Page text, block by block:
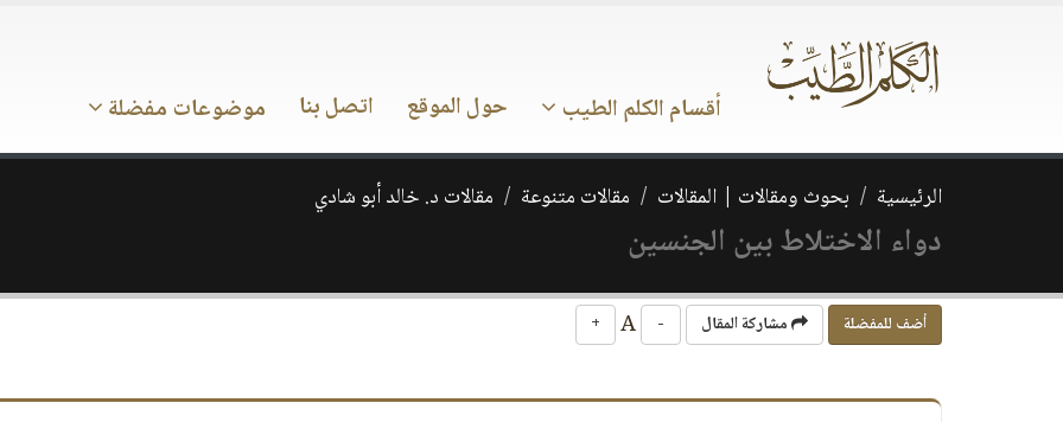
أقسام الكلم الطيب حول الموقع اتصل بنا موضوعات مفضلة
الرئيسية بحوث ومقالات | المقالات مقالات متنوعة مقالات د. خالد أبو شادي
دواء الاختلاط بين الجنسين
أضف للمفضلة مشاركة المقال -
+